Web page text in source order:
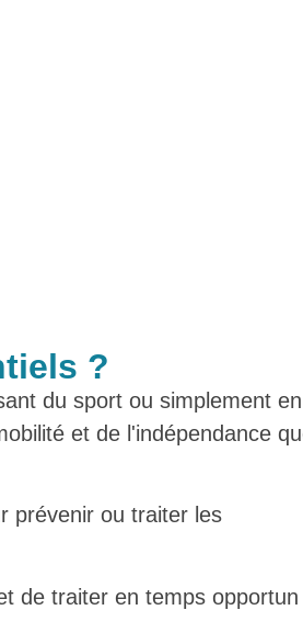
?
du sport ou simplement en
et de l'indépendance
prévenir ou traiter les
de traiter en temps opportun